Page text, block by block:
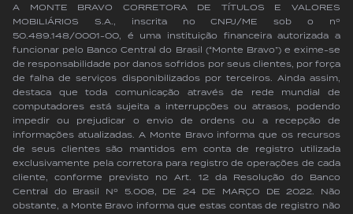
A MONTE BRAVO CORRETORA DE TÍTULOS E VALORES
MOBILIÁRIOS S.A., inscrita no CNPJ/ME sob o nº
50.489.148/0001-00, é uma instituição financeira autorizada a
funcionar pelo Banco Central do Brasil (“Monte Bravo”) e exime-se
de responsabilidade por danos sofridos por seus clientes, por força
de falha de serviços disponibilizados por terceiros. Ainda assim,
destaca que toda comunicação através de rede mundial de
computadores está sujeita a interrupções ou atrasos, podendo
impedir ou prejudicar o envio de ordens ou a recepção de
informações atualizadas. A Monte Bravo informa que os recursos
de seus clientes são mantidos em conta de registro utilizada
exclusivamente pela corretora para registro de operações de cada
cliente, conforme previsto no Art. 12 da Resolução do Banco
Central do Brasil Nº 5.008, DE 24 DE MARÇO DE 2022. Não
obstante, a Monte Bravo informa que estas contas de registro não